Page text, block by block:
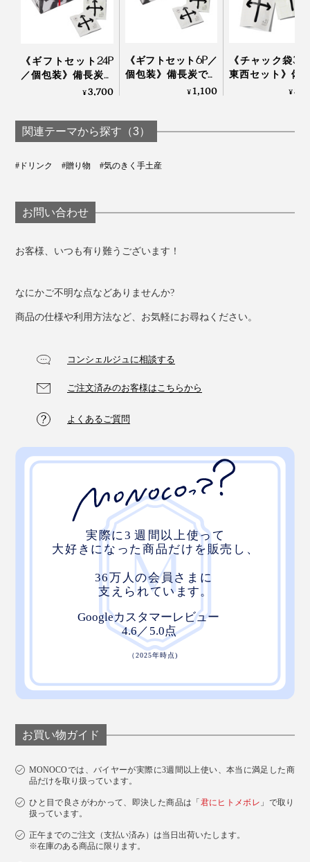
《ギフトセット24P
／個包装》備長炭で
ていねいに炙った、
（東／煎茶ベース、
西／ほうじ茶ベー
ル入ル
¥3,700
《ギフトセット6P／
個包装》備長炭でて
いねいに炙った、お
（東／煎茶ベース、
西／ほうじ茶ベー
ル入ル
¥1,100
《チャック袋
東西セット》備
でていねいに
米茶（東／煎茶
¥
関連テーマから探す（3）
#ドリンク #贈り物 #気のきく手土産
お問い合わせ
お客様、いつも有り難うございます！
なにかご不明な点などありませんか?
商品の仕様や利用方法など、お気軽にお尋ねください。
コンシェルジュに相談する
ご注文済みのお客様はこちらから
よくあるご質問
お買い物ガイド
MONOCOでは、バイヤーが実際に3週間以上使い、本当に満足した商
品だけを取り扱っています。
ひと目で良さがわかって、即決した商品は「 君にヒトメボレ 」で取り
扱っています。
正午までのご注文（支払い済み）は当日出荷いたします。
※在庫のある商品に限ります。